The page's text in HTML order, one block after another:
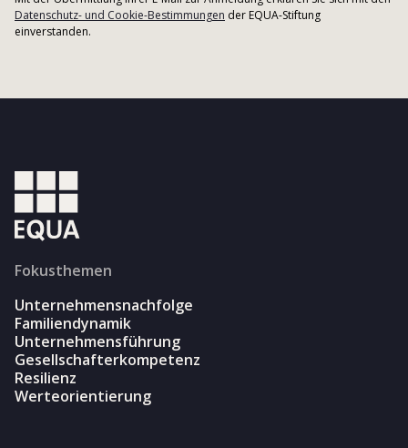
Datenschutz- und Cookie-Bestimmungen der EQUA-Stiftung
einverstanden.
Fokusthemen
Unternehmensnachfolge
Familiendynamik
Unternehmensführung
Gesellschafterkompetenz
Resilienz
Werteorientierung